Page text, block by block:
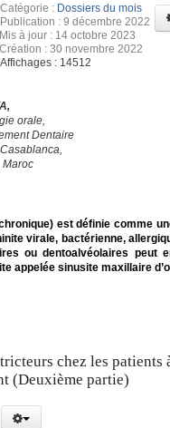
Catégorie : Dossiers du mois
Publication : 9 décembre 2022
Mis à jour : 14 octobre 2023
Création : 30 novembre 2022
Affichages : 14512
orale,
Dentaire
Maroc
est définie comme
virale, bactérienne,
ou dentoalvéolaires peut
appelée sinusite maxillaire
chez les patients
(Deuxième partie)